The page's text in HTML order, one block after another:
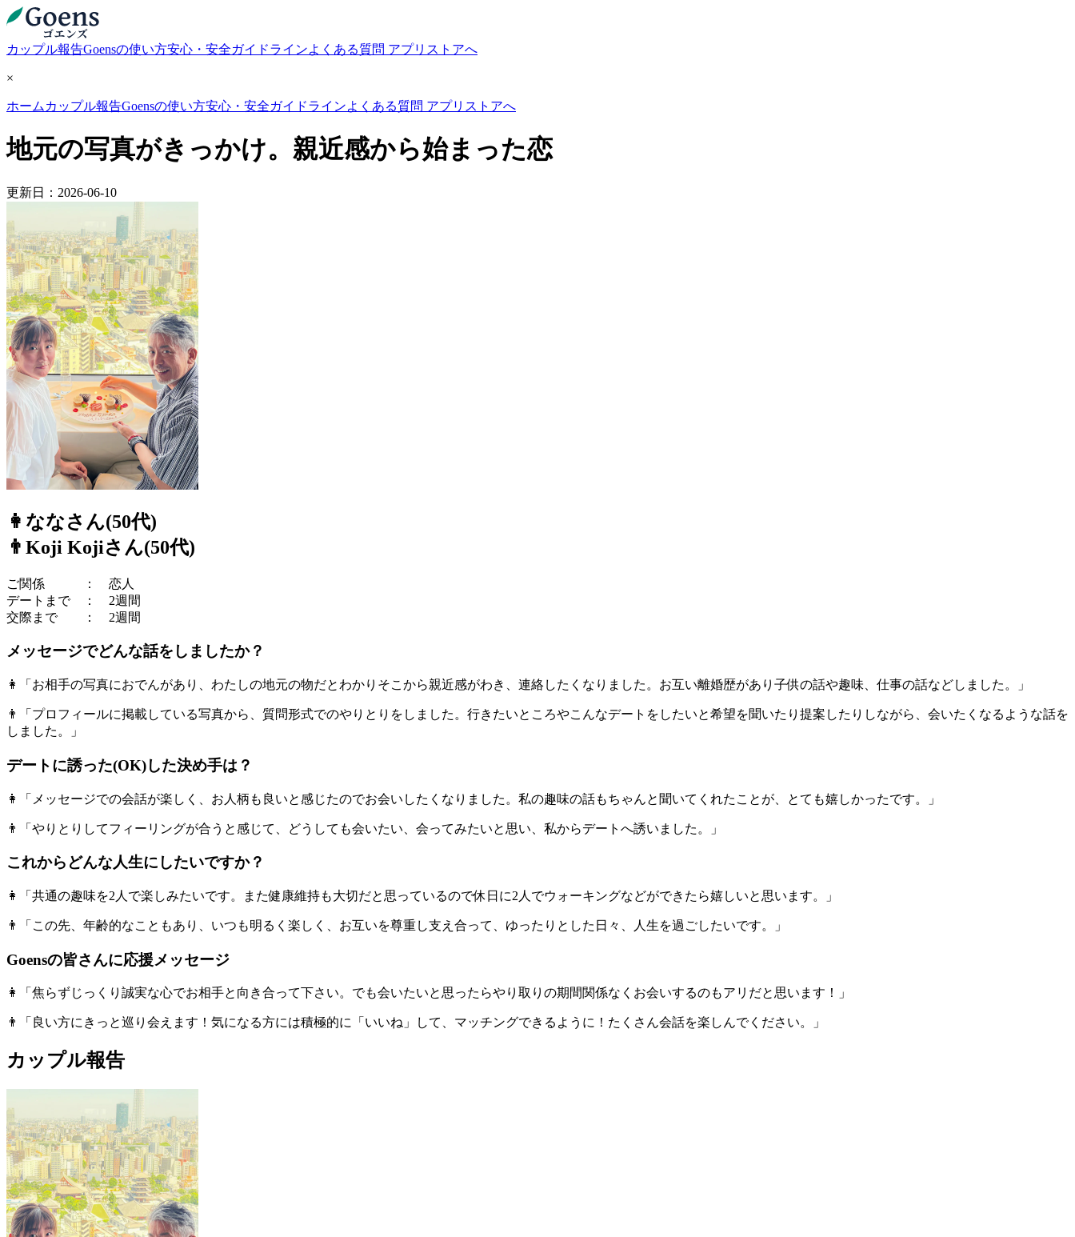
カップル報告Goensの使い方安心・安全ガイドラインよくある質問 アプリストアへ
×
ホーム カップル報告Goensの使い方安心・安全ガイドラインよくある質問 アプリストアへ
地元の写真がきっかけ。親近感から始まった恋
更新日：2026-06-10
👩ななさん(50代)
👨Koji Kojiさん(50代)
ご関係 ： 恋人
デートまで ： 2週間
交際まで ： 2週間
メッセージでどんな話をしましたか？
👩「お相手の写真におでんがあり、わたしの地元の物だとわかりそこから親近感がわき、連絡したくなりました。お互い離婚歴があり子供の話や趣味、仕事の話などしました。」
👨「プロフィールに掲載している写真から、質問形式でのやりとりをしました。行きたいところやこんなデートをしたいと希望を聞いたり提案したりしながら、会いたくなるような話を
しました。」
デートに誘った(OK)した決め手は？
👩「メッセージでの会話が楽しく、お人柄も良いと感じたのでお会いしたくなりました。私の趣味の話もちゃんと聞いてくれたことが、とても嬉しかったです。」
👨「やりとりしてフィーリングが合うと感じて、どうしても会いたい、会ってみたいと思い、私からデートへ誘いました。」
これからどんな人生にしたいですか？
👩「共通の趣味を2人で楽しみたいです。また健康維持も大切だと思っているので休日に2人でウォーキングなどができたら嬉しいと思います。」
👨「この先、年齢的なこともあり、いつも明るく楽しく、お互いを尊重し支え合って、ゆったりとした日々、人生を過ごしたいです。」
Goensの皆さんに応援メッセージ
👩「焦らずじっくり誠実な心でお相手と向き合って下さい。でも会いたいと思ったらやり取りの期間関係なくお会いするのもアリだと思います！」
👨「良い方にきっと巡り会えます！気になる方には積極的に「いいね」して、マッチングできるように！たくさん会話を楽しんでください。」
カップル報告